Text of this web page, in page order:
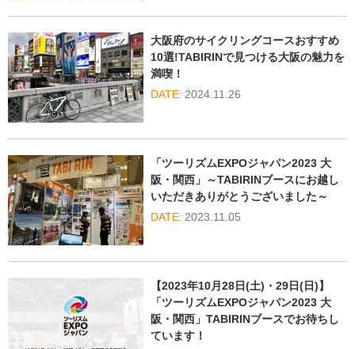
大阪府のサイクリングコースおすすめ
10選!TABIRINで見つける大阪の魅力を
満喫！
2024.11.26
「ツーリズムEXPOジャパン2023 大
阪・関西」～TABIRINブースにお越し
いただきありがとうございました～
2023.11.05
【2023年10月28日(土)・29日(日)】
「ツーリズムEXPOジャパン2023 大
阪・関西」TABIRINブースでお待ちし
ています！